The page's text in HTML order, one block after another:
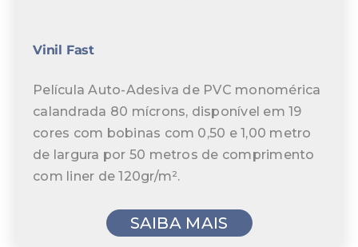
Vinil Fast
Película Auto-Adesiva de PVC monomérica
calandrada 80 mícrons, disponível em 19
cores com bobinas com 0,50 e 1,00 metro
de largura por 50 metros de comprimento
com liner de 120gr/m².
SAIBA MAIS